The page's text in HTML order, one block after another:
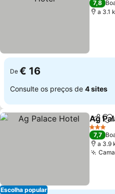
7,8
a 3.1
De € 16
Consulte os preços de 4 sites
Escolha popular
Ag
3 Estrelas
7,7
a 3.9